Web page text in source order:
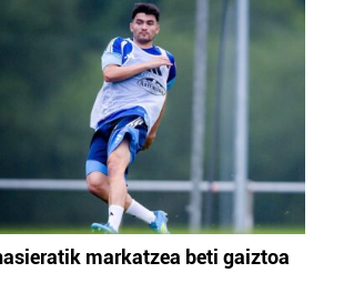
markatzea beti gaiztoa